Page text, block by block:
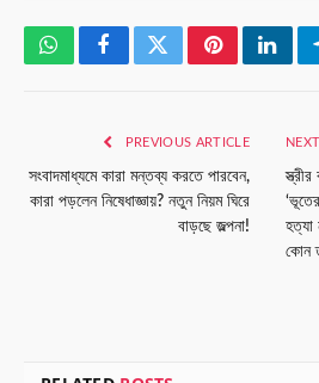
WhatsAppFacebookTwitterPinterest
PREVIOUS ARTICLE
সংবাদমাধ্যমে কারা মন্তব্য করতে পারবেন,
কারা পড়লেন নিষেধাজ্ঞায়? নতুন নিয়ম ঘিরে
বাড়ছে জল্পনা!
হত্যা
কোন